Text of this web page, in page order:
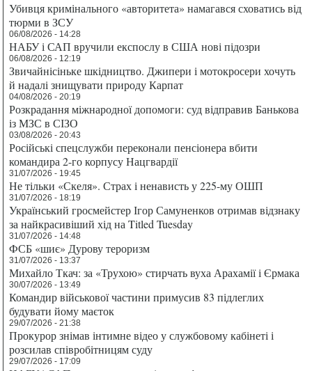
Убивця кримінального «авторитета» намагався сховатись від
тюрми в ЗСУ
06/08/2026 - 14:28
НАБУ і САП вручили експослу в США нові підозри
06/08/2026 - 12:19
Звичайнісіньке шкідництво. Джипери і мотокросери хочуть
й надалі знищувати природу Карпат
04/08/2026 - 20:19
Розкрадання міжнародної допомоги: суд відправив Банькова
із МЗС в СІЗО
03/08/2026 - 20:43
Російські спецслужби переконали пенсіонера вбити
командира 2-го корпусу Нацгвардії
31/07/2026 - 19:45
Не тільки «Скеля». Страх і ненависть у 225-му ОШП
31/07/2026 - 18:19
Український гросмейстер Ігор Самуненков отримав відзнаку
за найкрасивіший хід на Titled Tuesday
31/07/2026 - 14:48
ФСБ «шиє» Дурову тероризм
31/07/2026 - 13:37
Михайло Ткач: за «Трухою» стирчать вуха Арахамії і Єрмака
30/07/2026 - 13:49
Командир військової частини примусив 83 підлеглих
будувати йому маєток
29/07/2026 - 21:38
Прокурор знімав інтимне відео у службовому кабінеті і
розсилав співробітницям суду
29/07/2026 - 17:09